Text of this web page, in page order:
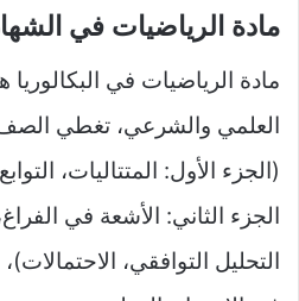
مادة الرياضيات في
مادة الرياضيات في
العلمي والشرعي، تغطي الصف
(الجزء الأول: المتتاليات،
الجزء الثاني: الأشعة في
التحليل التوافقي،